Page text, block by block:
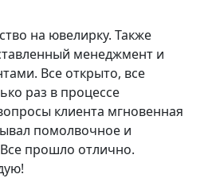
на ювелирку. Также
менеджмент и
Все открыто, все
раз в процессе
клиента мгновенная
помолвочное и
прошло отлично.